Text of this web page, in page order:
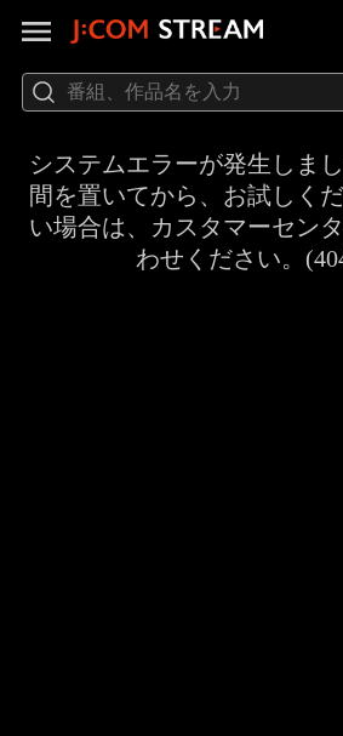
システムエラーが発生しま
間を置いてから、お試しく
い場合は、カスタマーセン
わせください。